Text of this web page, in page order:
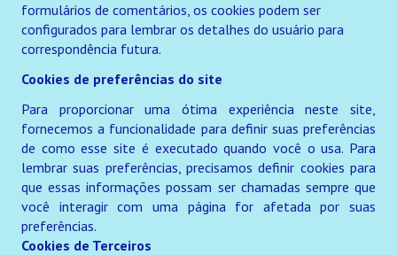
formulários de comentários, os cookies podem ser
configurados para lembrar os detalhes do usuário para
correspondência futura.
Cookies de preferências do site
Para proporcionar uma ótima experiência neste site,
fornecemos a funcionalidade para definir suas preferências
de como esse site é executado quando você o usa. Para
lembrar suas preferências, precisamos definir cookies para
que essas informações possam ser chamadas sempre que
você interagir com uma página for afetada por suas
preferências.
Cookies de Terceiros